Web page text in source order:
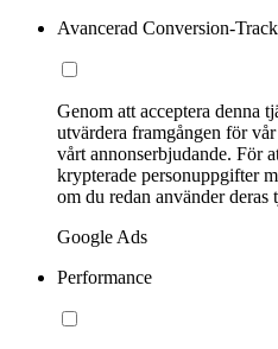
Avancerad Conversion-
Genom att acceptera denna
utvärdera framgången för
vårt annonserbjudande. För
krypterade personuppgifter
om du redan använder deras
Google Ads
Performance